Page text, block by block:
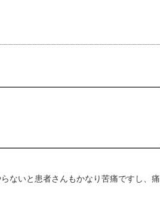
ないと患者さんもかなり苦痛ですし、痛